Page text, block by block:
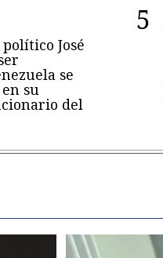
José
se
su
del
5